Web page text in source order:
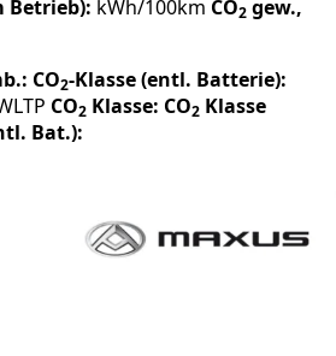
Betrieb): kWh/100km CO2 gew.,
CO2-Klasse (entl. Batterie):
CO2 Klasse: CO2 Klasse
Bat.):